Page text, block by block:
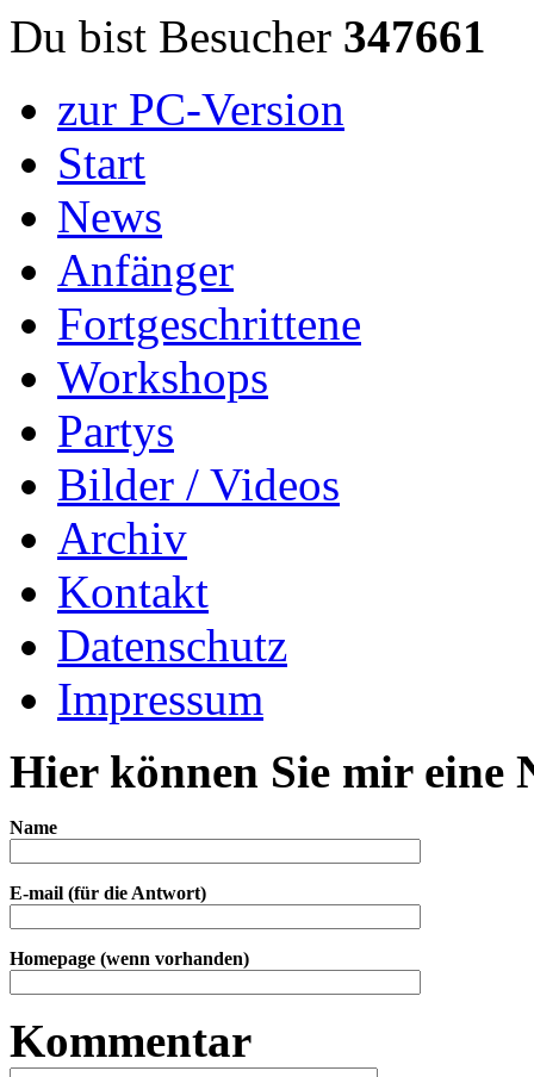
Du bist Besucher 347661
zur PC-Version
Start
News
Anfänger
Fortgeschrittene
Workshops
Partys
Bilder / Videos
Archiv
Kontakt
Datenschutz
Impressum
Hier können Sie mir eine
Name
E-mail (für die Antwort)
Homepage (wenn vorhanden)
Kommentar